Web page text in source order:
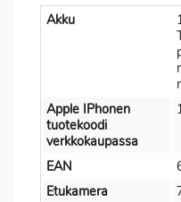
Akku
Apple IPhonen
tuotekoodi
verkkokaupassa
EAN
Etukamera